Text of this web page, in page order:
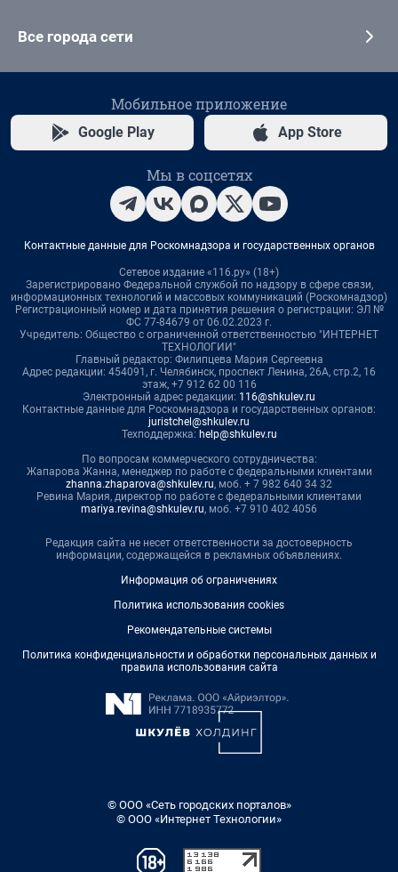
Все города сети
Мобильное приложение
Google Play App Store
Мы в соцсетях
Контактные данные для Роскомнадзора и государственных органов
Сетевое издание «116.ру» (18+)
Зарегистрировано Федеральной службой по надзору в сфере связи,
информационных технологий и массовых коммуникаций (Роскомнадзор)
Регистрационный номер и дата принятия решения о регистрации: ЭЛ №
ФС 77-84679 от 06.02.2023 г.
Учредитель: Общество с ограниченной ответственностью "ИНТЕРНЕТ
ТЕХНОЛОГИИ"
Главный редактор: Филипцева Мария Сергеевна
Адрес редакции: 454091, г. Челябинск, проспект Ленина, 26А, стр.2, 16
этаж, +7 912 62 00 116
Электронный адрес редакции: 116@shkulev.ru
Контактные данные для Роскомнадзора и государственных органов:
juristchel@shkulev.ru
Техподдержка: help@shkulev.ru
По вопросам коммерческого сотрудничества:
Жапарова Жанна, менеджер по работе с федеральными клиентами
zhanna.zhaparova@shkulev.ru, моб. + 7 982 640 34 32
Ревина Мария, директор по работе с федеральными клиентами
mariya.revina@shkulev.ru, моб. +7 910 402 4056
Редакция сайта не несет ответственности за достоверность
информации, содержащейся в рекламных объявлениях.
Информация об ограничениях
Политика использования cookies
Рекомендательные системы
Политика конфиденциальности и обработки персональных данных и
правила использования сайта
© ООО «Сеть городских порталов»
© ООО «Интернет Технологии»